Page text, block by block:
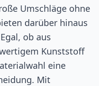
Umschläge ohne
darüber hinaus
ob aus
Kunststoff
eine
Mit